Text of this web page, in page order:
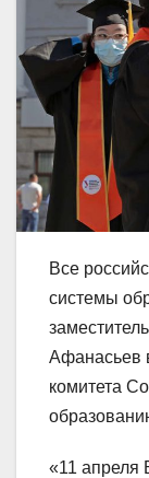
Все
системы
Афанасьев
комитета
«11 апреля